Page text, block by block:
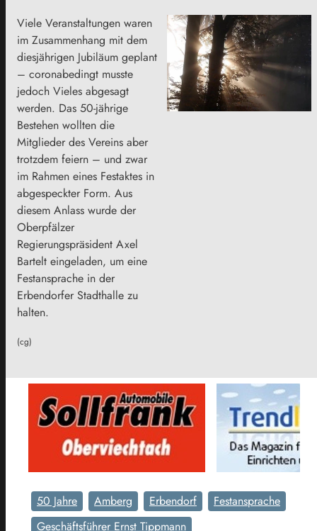
Viele Veranstaltungen waren
im Zusammenhang mit dem
diesjährigen Jubiläum geplant
– coronabedingt musste
jedoch Vieles abgesagt
werden. Das 50-jährige
Bestehen wollten die
Mitglieder des Vereins aber
trotzdem feiern – und zwar
im Rahmen eines Festaktes in
abgespeckter Form. Aus
diesem Anlass wurde der
Oberpfälzer
Regierungspräsident Axel
Bartelt eingeladen, um eine
Festansprache in der
Erbendorfer Stadthalle zu
halten.
(cg)
50 Jahre Amberg Erbendorf
Festansprache
Geschäftsführer Ernst Tippmann